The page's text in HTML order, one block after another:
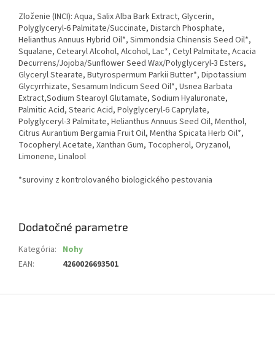
Zloženie (INCI): Aqua, Salix Alba Bark Extract, Glycerin,
Polyglyceryl-6 Palmitate/Succinate, Distarch Phosphate,
Helianthus Annuus Hybrid Oil*, Simmondsia Chinensis Seed Oil*,
Squalane, Cetearyl Alcohol, Alcohol, Lac*, Cetyl Palmitate, Acacia
Decurrens/Jojoba/Sunflower Seed Wax/Polyglyceryl-3 Esters,
Glyceryl Stearate, Butyrospermum Parkii Butter*, Dipotassium
Glycyrrhizate, Sesamum Indicum Seed Oil*, Usnea Barbata
Extract,Sodium Stearoyl Glutamate, Sodium Hyaluronate,
Palmitic Acid, Stearic Acid, Polyglyceryl-6 Caprylate,
Polyglyceryl-3 Palmitate, Helianthus Annuus Seed Oil, Menthol,
Citrus Aurantium Bergamia Fruit Oil, Mentha Spicata Herb Oil*,
Tocopheryl Acetate, Xanthan Gum, Tocopherol, Oryzanol,
Limonene, Linalool
*suroviny z kontrolovaného biologického pestovania
Dodatočné parametre
Kategória: Nohy
EAN: 4260026693501